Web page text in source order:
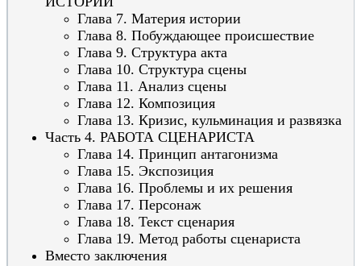
Глава 7. Материя истории
Глава 8. Побуждающее происшествие
Глава 9. Структура акта
Глава 10. Структура сцены
Глава 11. Анализ сцены
Глава 12. Композиция
Глава 13. Кризис, кульминация и развязка
Часть 4. РАБОТА СЦЕНАРИСТА
Глава 14. Принцип антагонизма
Глава 15. Экспозиция
Глава 16. Проблемы и их решения
Глава 17. Персонаж
Глава 18. Текст сценария
Глава 19. Метод работы сценариста
Вместо заключения